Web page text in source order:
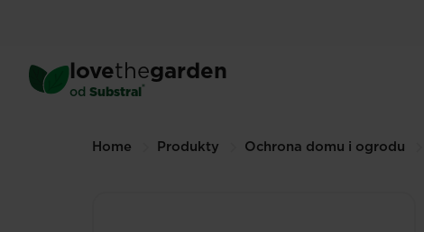
content
lovethegarden
od Substral®
Home Produkty Ochrona domu i ogrodu